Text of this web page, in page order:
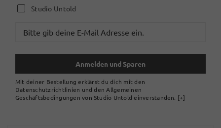
Studio Untold
Anmelden und Sparen
Mit deiner Bestellung erklärst du dich mit den
Datenschutzrichtlinien und den Allgemeinen
Geschäftsbedingungen von Studio Untold einverstanden. [+]